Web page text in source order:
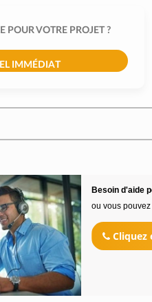
POUR VOTRE PROJET ?
IMMÉDIAT
Besoin d'aide
ou vous
Cliquez